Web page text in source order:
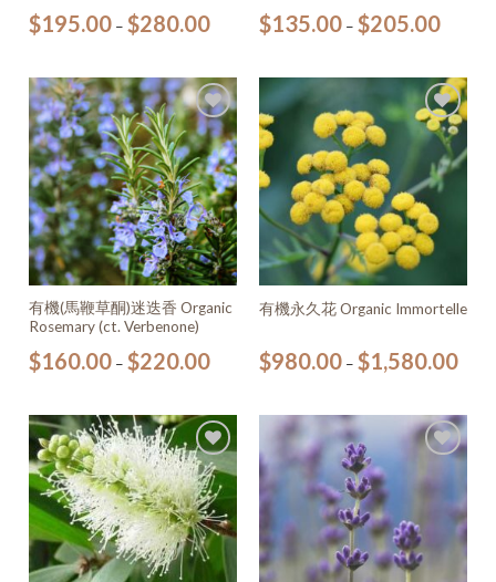
$195.00 – $280.00 $135.00– $205.00
加入
願望
清單
有機(馬鞭草酮)迷迭香 Organic
Rosemary (ct. Verbenone)
$160.00 – $220.00
加入
願望
清單
有機永久花 Organic Immortelle
$980.00– $1,580.00
加入
願望
清單
清單